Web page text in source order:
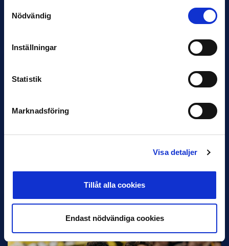
Nödvändig
Inställningar
Statistik
Marknadsföring
Visa detaljer
Tillåt alla cookies
Endast nödvändiga cookies
Under måndagseftermiddagen meddelade IFK Göteborg att
Stefan Billborns uppdrag som huvudtränare i herrlaget har
Helstrup ny tränare i Malmö FF
Inleder mot…